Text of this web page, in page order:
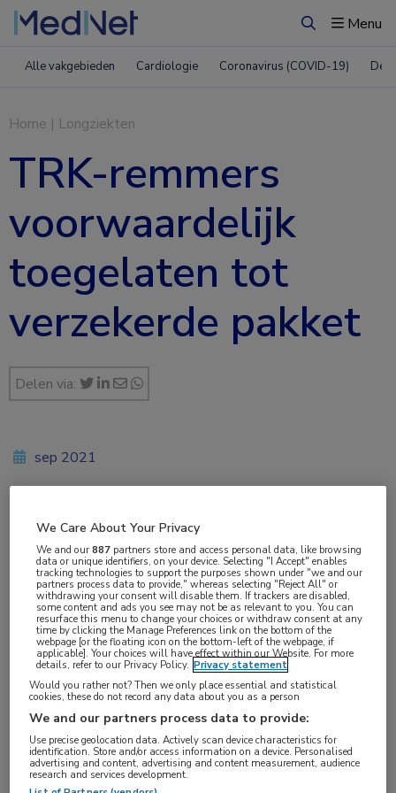
ZoekenMenu
Alle vakgebieden Cardiologie Coronavirus (COVID-19)
Home | Longziekten
TRK-remmers
voorwaardelijk
toegelaten tot
verzekerde pakket
Delen via:
Zowel larotrectinib als entrectinib is
voorwaardelijk toegelaten tot het basispakket
sep 2021
Vakgebieden:
Longziekten,Oncologie
Aandachtsgebieden:
Longoncologie
Tags:
entrectinib,larotrectinib,NSCLC,NTRK,TRK
We Care About Your Privacy
We and our887 partners store and access personal data, like browsing
data or unique identifiers, on your device. Selecting "I Accept" enables
tracking technologies to support the purposes shown under "we and our
partners process data to provide," whereas selecting "Reject All" or
withdrawing your consent will disable them. If trackers are disabled,
some content and ads you see may not be as relevant to you. You can
resurface this menu to change your choices or withdraw consent at any
time by clicking the Manage Preferences link on the bottom of the
webpage [or the floating icon on the bottom-left of the webpage, if
applicable]. Your choices will have effect within our Website. For more
details, refer to our Privacy Policy. Privacy statement
Would you rather not? Then we only place essential and statistical
cookies, these do not record any data about you as a person
We and our partners process data to provide:
Use precise geolocation data. Actively scan device characteristics for
identification. Store and/or access information on a device. Personalised
advertising and content, advertising and content measurement, audience
research and services development.